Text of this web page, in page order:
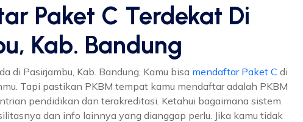
Paket C Terdekat Di
Kab. Bandung
di Pasirjambu, Kab. Bandung, Kamu bisa mendaftar Paket C di
Tapi pastikan PKBM tempat kamu mendaftar adalah PKBM
pendidikan dan terakreditasi. Ketahui bagaimana sistem
dan info lainnya yang dianggap perlu. Jika kamu tidak